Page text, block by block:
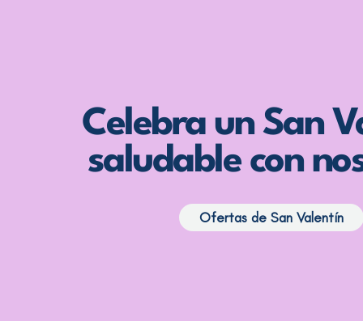
Celebra un San
saludable con
Ofertas de San Valentín